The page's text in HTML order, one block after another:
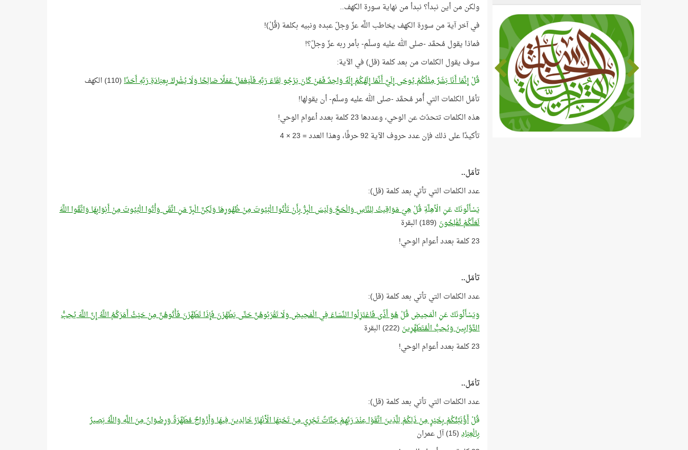
ولكن من أين نبدأ؟ نبدأ من نهاية سورة الكهف..
في آخر آية من سورة الكهف يخاطب اللَّه عزّ وجلّ عبده ونبيه بكلمة (قُلْ)!
فماذا يقول مُحمَّد -صلى الله عليه وسلّم- بأمر ربه عزّ وجلّ؟!
سوف يقول الكلمات من بعد كلمة (قل) في الآية:
قُلْإِنَّمَا أَنَا بَشَرٌ مِثْلُكُمْ يُوحَى إِلَيَّ أَنَّمَا إِلَهُكُمْ إِلَهٌ وَاحِدٌ فَمَنْ كَانَ يَرْجُو لِقَاءَ رَبِّهِ فَلْيَعْمَلْ عَمَلًا صَالِحًا وَلَا يُشْرِكْ بِعِبَادَةِ رَبِّهِ أَحَدًا(110) الكهف
تأمّل الكلمات التي أُمر مُحمَّد -صلى الله عليه وسلّم- أن يقولها!
هذه الكلمات تتحدّث عن الوحي، وعددها 23 كلمة بعدد أعوام الوحي!
تأكيدًا على ذلك فإن عدد حروف الآية 92 حرفًا، وهذا العدد = 23 × 4
تأمّل..
عدد الكلمات التي تأتي بعد كلمة (قل):
يَسْأَلُونَكَ عَنِ الْأهِلَّةِ قُلْهِيَ مَوَاقِيتُ لِلنَّاسِ وَالْحَجِّ وَلَيْسَ الْبِرُّ بِأَنْ تَأْتُوا الْبُيُوتَ مِنْ ظُهُورِهَا وَلَكِنَّ الْبِرَّ مَنِ اتَّقَى وَأْتُوا الْبُيُوتَ مِنْ أَبْوَابِهَا وَاتَّقُوا اللَّهَ
لَعَلَّكُمْ تُفْلِحُونَ (189) البقرة
23 كلمة بعدد أعوام الوحي!
تأمّل..
عدد الكلمات التي تأتي بعد كلمة (قل):
وَيَسْأَلُونَكَ عَنِ الْمَحِيضِ قُلْهُوَ أَذًى فَاعْتَزِلُوا النِّسَاءَ فِي الْمَحِيضِ وَلَا تَقْرَبُوهُنَّ حَتَّى يَطْهُرْنَ فَإِذَا تَطَهَّرْنَ فَأْتُوهُنَّ مِنْ حَيْثُ أَمَرَكُمُ اللَّهُ إِنَّ اللَّهَ يُحِبُّ
التَّوَّابِينَ وَيُحِبُّ الْمُتَطَهِّرِينَ (222) البقرة
23 كلمة بعدد أعوام الوحي!
تأمّل..
عدد الكلمات التي تأتي بعد كلمة (قل):
قُلْأَؤُنَبِّئُكُمْ بِخَيْرٍ مِنْ ذَلِكُمْ لِلَّذِينَ اتَّقَوْا عِنْدَ رَبِّهِمْ جَنَّاتٌ تَجْرِي مِنْ تَحْتِهَا الْأَنْهَارُ خَالِدِينَ فِيهَا وَأَزْوَاجٌ مُطَهَّرَةٌ وَرِضْوَانٌ مِنَ اللَّهِ وَاللَّهُ بَصِيرٌ
بِالْعِبَادِ(15) آل عمران